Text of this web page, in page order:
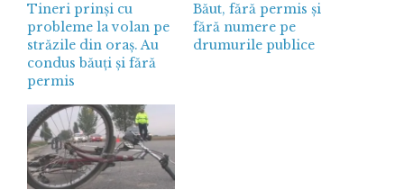
Tineri prinși cu
probleme la volan pe
străzile din oraș. Au
condus băuți și fără
permis
Băut, fără permis și
fără numere pe
drumurile publice